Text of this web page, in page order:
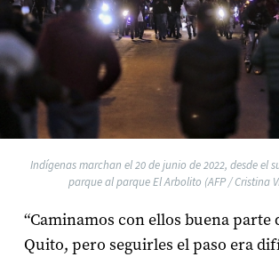
Indígenas marchan el 20 de junio de 2022, desde el
parque al parque El Arbolito (AFP / Cristina
“Caminamos con ellos buena parte
Quito, pero seguirles el paso era